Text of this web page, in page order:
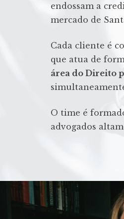
endossam a
mercado de
Cada cliente é
que atua de
área do Direito
O time é
advogados